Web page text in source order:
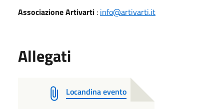
Associazione Artivarti : info@artivarti.it
Allegati
Locandina evento